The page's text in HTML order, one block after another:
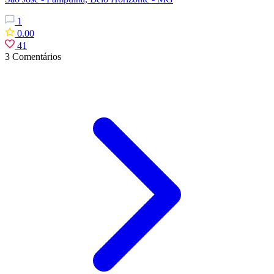
1
0.00
41
3 Comentários